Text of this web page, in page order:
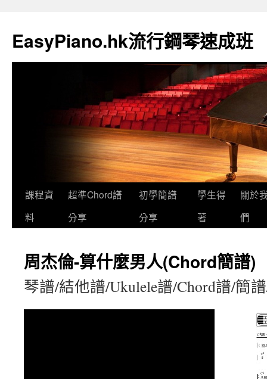
EasyPiano.hk流行鋼琴速成班
課程資
料
超準Chord譜
分享
初學簡譜
分享
學生得
著
關於
們
周杰倫-算什麼男人(Chord簡譜)
琴譜/結他譜/Ukulele譜/Chord譜/簡